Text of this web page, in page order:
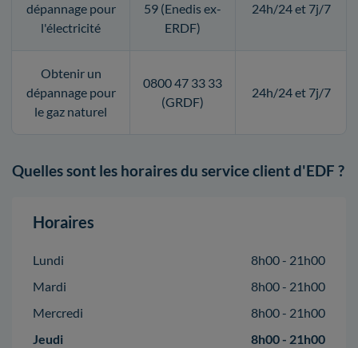
dépannage pour
l'électricité
59 (Enedis ex-
ERDF)
24h/24 et 7j/7
Obtenir un
dépannage pour
le gaz naturel
0800 47 33 33
(GRDF)
24h/24 et 7j/7
Quelles sont les horaires du service client d'EDF ?
Horaires
Lundi
8h00 - 21h00
Mardi
8h00 - 21h00
Mercredi
8h00 - 21h00
Jeudi
8h00 - 21h00